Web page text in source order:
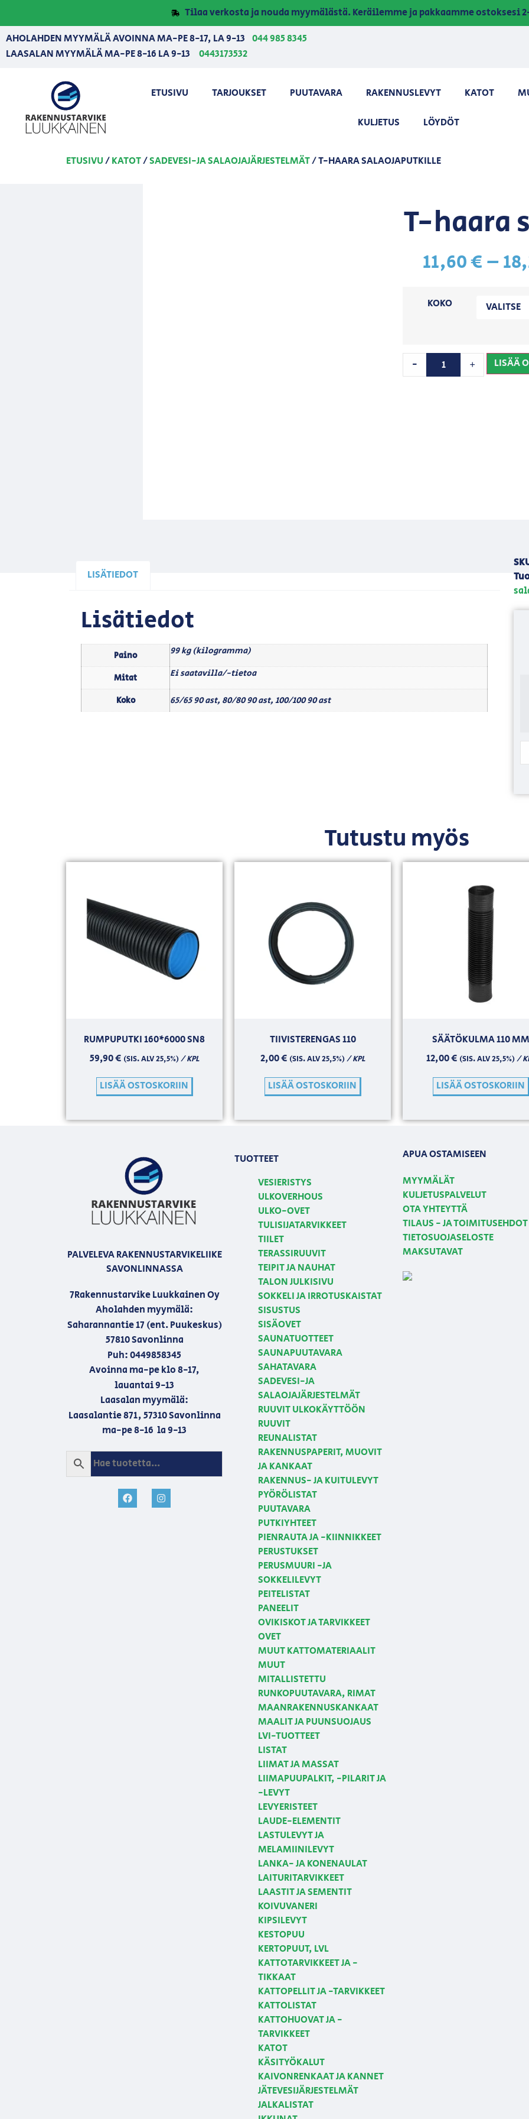
Tilaa verkosta ja nouda myymälästä. Keräilemme ja pakkaamme ostoksesi
AHOLAHDEN MYYMÄLÄ AVOINNA MA-PE 8-17, LA 9-13 044 985 8345
LAASALAN MYYMÄLÄ MA-PE 8-16 LA 9-13
0443173532
ETUSIVU TARJOUKSET PUUTAVARA RAKENNUSLEVYT KATOT
KULJETUS LÖYDÖT
ETUSIVU/KATOT/SADEVESI-JA SALAOJAJÄRJESTELMÄT/ T-HAARA SALAOJAPUTKILLE
T-haara
11,60€–
KOKO
- + LISÄÄ
LISÄTIEDOT
Lisätiedot
Paino 99 kg (kilogramma)
Mitat Ei saatavilla/-tietoa
Koko 65/65 90 ast, 80/80 90 ast, 100/100 90 ast
Tutustu myös
RUMPUPUTKI 160*6000 SN8
59,90€ (SIS. ALV 25,5%)/ KPL
LISÄÄ OSTOSKORIIN
TIIVISTERENGAS 110
2,00€ (SIS. ALV 25,5%)/ KPL
LISÄÄ OSTOSKORIIN
SÄÄTÖKULMA 110 MM
12,00€ (SIS. ALV 25,5%)/
LISÄÄ OSTOSKORIIN
PALVELEVA RAKENNUSTARVIKELIIKE
SAVONLINNASSA
7Rakennustarvike Luukkainen Oy
Aholahden myymälä:
Saharannantie 17 (ent. Puukeskus)
57810 Savonlinna
Puh: 0449858345
Avoinna ma-pe klo 8-17,
lauantai 9-13
Laasalan myymälä:
Laasalantie 871, 57310 Savonlinna
ma-pe 8-16 la 9-13
TUOTTEET
VESIERISTYS
ULKOVERHOUS
ULKO-OVET
TULISIJATARVIKKEET
TIILET
TERASSIRUUVIT
TEIPIT JA NAUHAT
TALON JULKISIVU
SOKKELI JA IRROTUSKAISTAT
SISUSTUS
SISÄOVET
SAUNATUOTTEET
SAUNAPUUTAVARA
SAHATAVARA
SADEVESI-JA
SALAOJAJÄRJESTELMÄT
RUUVIT ULKOKÄYTTÖÖN
RUUVIT
REUNALISTAT
RAKENNUSPAPERIT, MUOVIT
JA KANKAAT
RAKENNUS- JA KUITULEVYT
PYÖRÖLISTAT
PUUTAVARA
PUTKIYHTEET
PIENRAUTA JA -KIINNIKKEET
PERUSTUKSET
PERUSMUURI -JA
SOKKELILEVYT
PEITELISTAT
PANEELIT
OVIKISKOT JA TARVIKKEET
OVET
MUUT KATTOMATERIAALIT
MUUT
MITALLISTETTU
RUNKOPUUTAVARA, RIMAT
MAANRAKENNUSKANKAAT
MAALIT JA PUUNSUOJAUS
LVI-TUOTTEET
LISTAT
LIIMAT JA MASSAT
LIIMAPUUPALKIT, -PILARIT JA
-LEVYT
LEVYERISTEET
LAUDE-ELEMENTIT
LASTULEVYT JA
MELAMIINILEVYT
LANKA- JA KONENAULAT
LAITURITARVIKKEET
LAASTIT JA SEMENTIT
KOIVUVANERI
KIPSILEVYT
KESTOPUU
KERTOPUUT, LVL
KATTOTARVIKKEET JA -
TIKKAAT
KATTOPELLIT JA -TARVIKKEET
KATTOLISTAT
KATTOHUOVAT JA -
TARVIKKEET
KATOT
KÄSITYÖKALUT
KAIVONRENKAAT JA KANNET
JÄTEVESIJÄRJESTELMÄT
JALKALISTAT
APUA OSTAMISEEN
MYYMÄLÄT
KULJETUSPALVELUT
OTA YHTEYTTÄ
TILAUS - JA TOIMITUSEHDOT
TIETOSUOJASELOSTE
MAKSUTAVAT